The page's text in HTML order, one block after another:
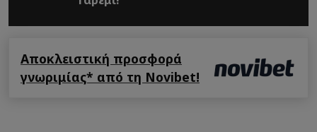
Αποκλειστική προσφορά
γνωριμίας* από τη Novibet!